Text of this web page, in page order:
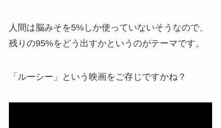
人間は脳みそを5%しか使っていないそうなので、
残りの95%をどう出すかというのがテーマです。
「ルーシー」という映画をご存じですかね？